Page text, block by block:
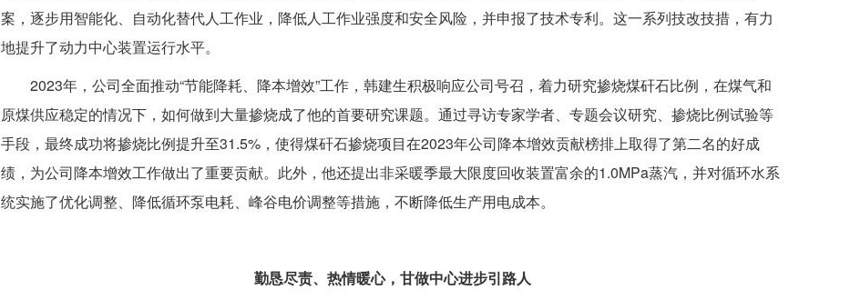
案，逐步用智能化、自动化替代人工作业，降低人工作业强度和安全风险，并申报了技术专利。这一系列技改技措，有力
地提升了动力中心装置运行水平。
2023年，公司全面推动“节能降耗、降本增效”工作，韩建生积极响应公司号召，着力研究掺烧煤矸石比例，在煤气和
原煤供应稳定的情况下，如何做到大量掺烧成了他的首要研究课题。通过寻访专家学者、专题会议研究、掺烧比例试验等
手段，最终成功将掺烧比例提升至31.5%，使得煤矸石掺烧项目在2023年公司降本增效贡献榜排上取得了第二名的好成
绩，为公司降本增效工作做出了重要贡献。此外，他还提出非采暖季最大限度回收装置富余的1.0MPa蒸汽，并对循环水系
统实施了优化调整、降低循环泵电耗、峰谷电价调整等措施，不断降低生产用电成本。
勤恳尽责、热情暖心，甘做中心进步引路人